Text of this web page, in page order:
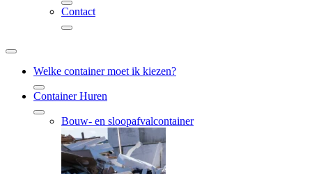
Contact
Welke container moet ik kiezen?
Container Huren
Bouw- en sloopafvalcontainer